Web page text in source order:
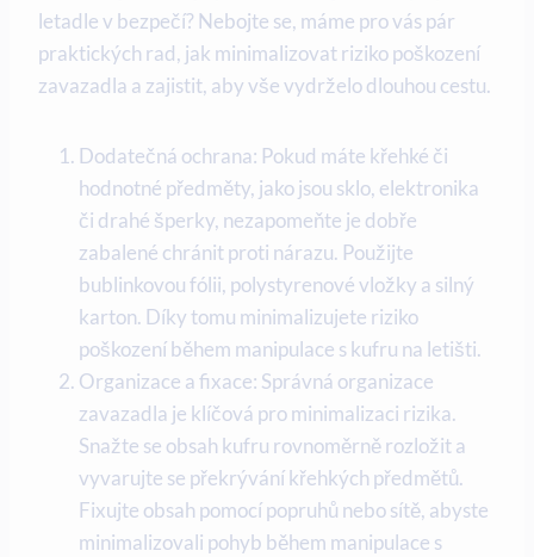
letadle v bezpečí? Nebojte se, máme pro vás pár
praktických rad, jak minimalizovat riziko poškození
zavazadla a zajistit, aby vše vydrželo dlouhou cestu.
Dodatečná ochrana: Pokud máte křehké či
hodnotné předměty, jako jsou sklo, elektronika
či drahé šperky, nezapomeňte je dobře
zabalené chránit proti nárazu. Použijte
bublinkovou fólii, polystyrenové vložky a silný
karton. Díky tomu minimalizujete riziko
poškození během manipulace s kufru na letišti.
Organizace a fixace: Správná organizace
zavazadla je klíčová pro minimalizaci rizika.
Snažte se obsah kufru rovnoměrně rozložit a
vyvarujte se překrývání křehkých předmětů.
Fixujte obsah pomocí popruhů nebo sítě, abyste
minimalizovali pohyb během manipulace s